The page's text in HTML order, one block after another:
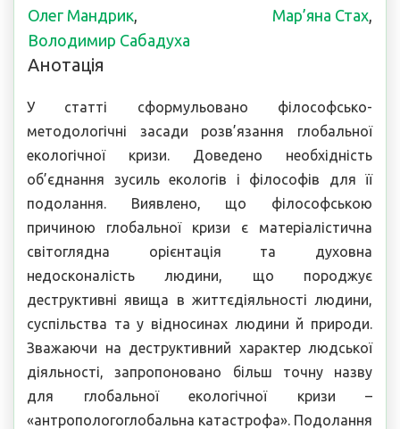
Олег Мандрик, Мар’яна Стах,
Володимир Сабадуха
Анотація
У статті сформульовано філософсько-
методологічні засади розв’язання глобальної
екологічної кризи. Доведено необхідність
об’єднання зусиль екологів і філософів для її
подолання. Виявлено, що філософською
причиною глобальної кризи є матеріалістична
світоглядна орієнтація та духовна
недосконалість людини, що породжує
деструктивні явища в життєдіяльності людини,
суспільства та у відносинах людини й природи.
Зважаючи на деструктивний характер людської
діяльності, запропоновано більш точну назву
для глобальної екологічної кризи –
«антропологоглобальна катастрофа». Подолання